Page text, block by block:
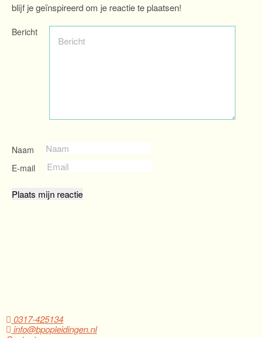
blijf je geïnspireerd om je reactie te plaatsen!
Bericht
Naam
E-mail
0317-425134
info@bpopleidingen.nl